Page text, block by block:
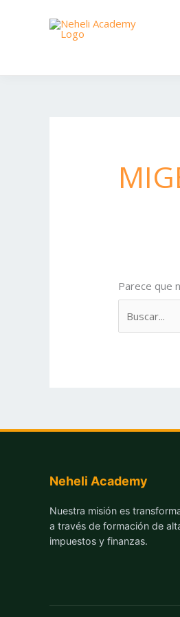
Parece que
por:
Neheli Academy
Nuestra misión es
a través de formación de
impuestos y finanzas.